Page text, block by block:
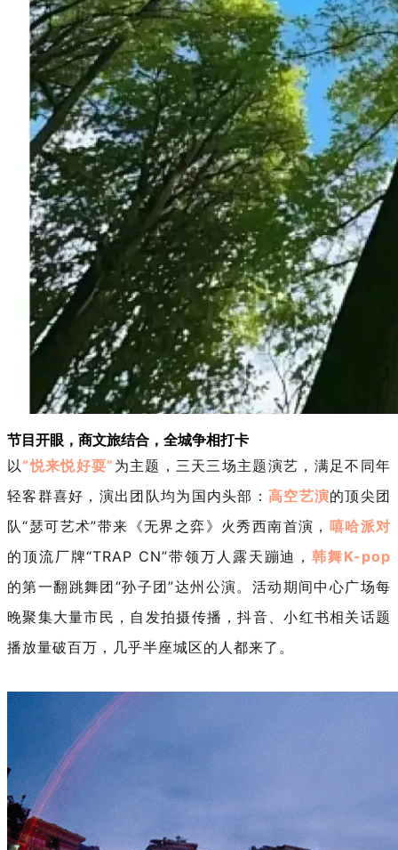
节目开眼，商文旅结合，全城争相打卡
以 “悦来悦好耍” 为主题，三天三场主题演艺，满足不同年
轻客群喜好，演出团队均为国内头部： 高空艺演的顶尖团
队“瑟可艺术”带来《无界之弈》火秀西南首演， 嘻哈派对
的顶流厂牌“TRAP CN”带领万人露天蹦迪，韩舞K-pop
的第一翻跳舞团“孙子团”达州公演。活动期间中心广场每
晚聚集大量市民，自发拍摄传播，抖音、小红书相关话题
播放量破百万，几乎半座城区的人都来了。